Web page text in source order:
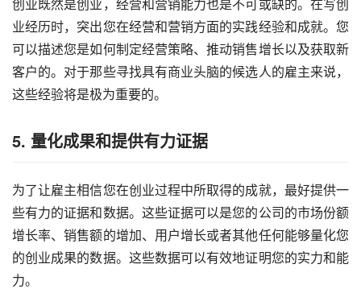
业经历时，突出您在经营和营销方面的实践经验和成就。您
可以描述您是如何制定经营策略、推动销售增长以及获取新
客户的。对于那些寻找具有商业头脑的候选人的雇主来说，
这些经验将是极为重要的。
5. 量化成果和提供有力证据
为了让雇主相信您在创业过程中所取得的成就，最好提供一
些有力的证据和数据。这些证据可以是您的公司的市场份额
增长率、销售额的增加、用户增长或者其他任何能够量化您
的创业成果的数据。这些数据可以有效地证明您的实力和能
力。